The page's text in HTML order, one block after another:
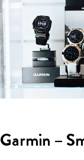
Garmin –